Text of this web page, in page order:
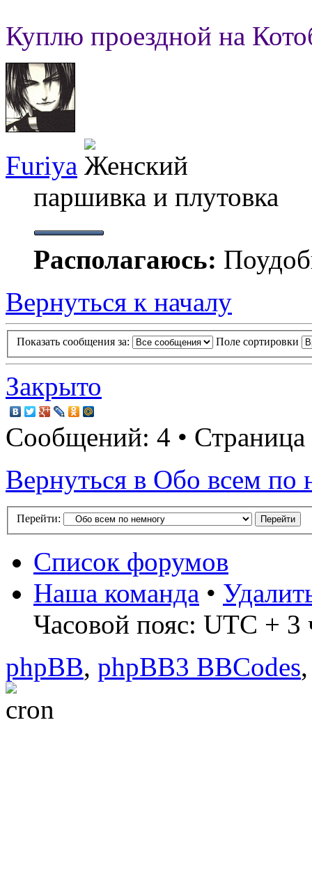
Куплю проездной на
Furiya
паршивка и плутовка
Располагаюсь:
Вернуться к началу
Показать сообщения за: Поле сортировки
Закрыто
Сообщений: 4 • Страница
Вернуться в Обо всем по
Перейти:
Список форумов
Наша команда •
Часовой пояс: UTC + 3
phpBB, phpBB3 BBCodes